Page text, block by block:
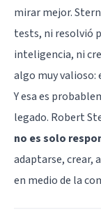
mirar mejor.
tests, ni resolvió
inteligencia, ni
algo muy valioso:
Y esa es
legado. Robert
no es solo
adaptarse, crear,
en medio de la